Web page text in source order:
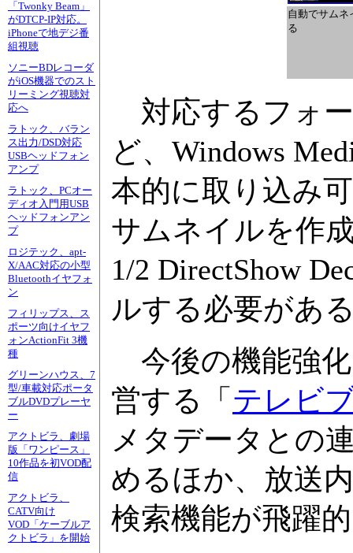
「Twonky Beam」
がDTCP-IP対応。
iPhoneで地デジ番
組視聴
ソニーBDレコーダ
がiOS機器でのスト
リーミング視聴対
応へ
ラトック、バラン
ス出力/DSD対応
USBヘッドフォン
アンプ
ラトック、PCオー
ディオ入門用USB
ヘッドフォンアン
プ
ロジテック、apt-
X/AAC対応の小型
Bluetoothイヤフォ
ン
フィリップス、ス
ポーツ向けイヤフ
ォンActionFit 3機
種
グリーンハウス、7
型/車載対応ポータ
ブルDVDプレーヤ
ー
アクトビラ、劇場
版「ワンピース」
10作品を初VOD配
信
アクトビラ、
CATV向け
VOD「ケーブルア
クトビラ」を開始
自動でサムネ
る
対応するフォー
ど、Windows
本的に取り込み
サムネイルを作
1/2 DirectShow
ルする必要があ
今後の機能強
営する「 テレビ
メタデータとの
めるほか、放送
検索機能が飛躍